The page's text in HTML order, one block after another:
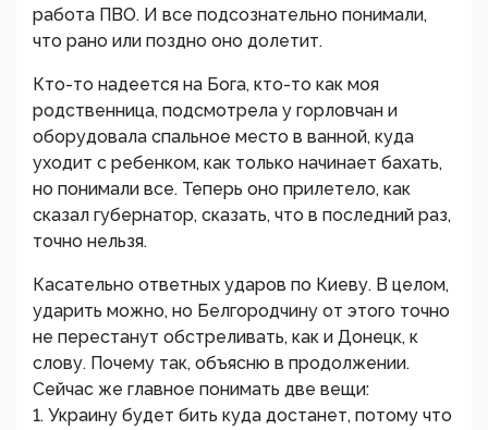
работа ПВО. И все подсознательно понимали,
что рано или поздно оно долетит.
Кто-то надеется на Бога, кто-то как моя
родственница, подсмотрела у горловчан и
оборудовала спальное место в ванной, куда
уходит с ребенком, как только начинает бахать,
но понимали все. Теперь оно прилетело, как
сказал губернатор, сказать, что в последний раз,
точно нельзя.
Касательно ответных ударов по Киеву. В целом,
ударить можно, но Белгородчину от этого точно
не перестанут обстреливать, как и Донецк, к
слову. Почему так, объясню в продолжении.
Сейчас же главное понимать две вещи:
1. Украину будет бить куда достанет, потому что